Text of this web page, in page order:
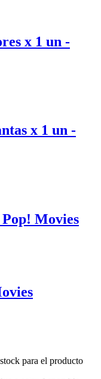
x 1 un -
x 1 un -
Movies
para el producto